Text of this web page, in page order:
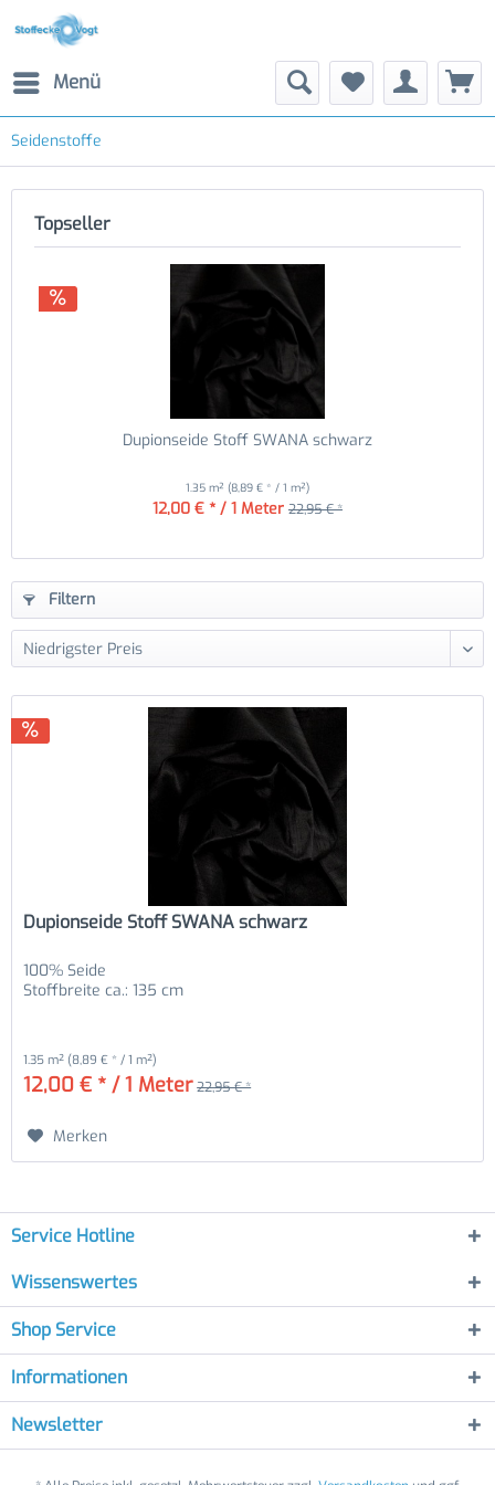
Menü
Seidenstoffe
Topseller
Dupionseide Stoff SWANA schwarz
1.35 m² (8,89 € * / 1 m²)
12,00 € * / 1 Meter 22,95 € *
Filtern
Dupionseide Stoff SWANA schwarz
100% Seide
Stoffbreite ca.: 135 cm
1.35 m² (8,89 € * / 1 m²)
12,00 € * / 1 Meter 22,95 € *
Merken
Service Hotline
Wissenswertes
Shop Service
Informationen
Newsletter